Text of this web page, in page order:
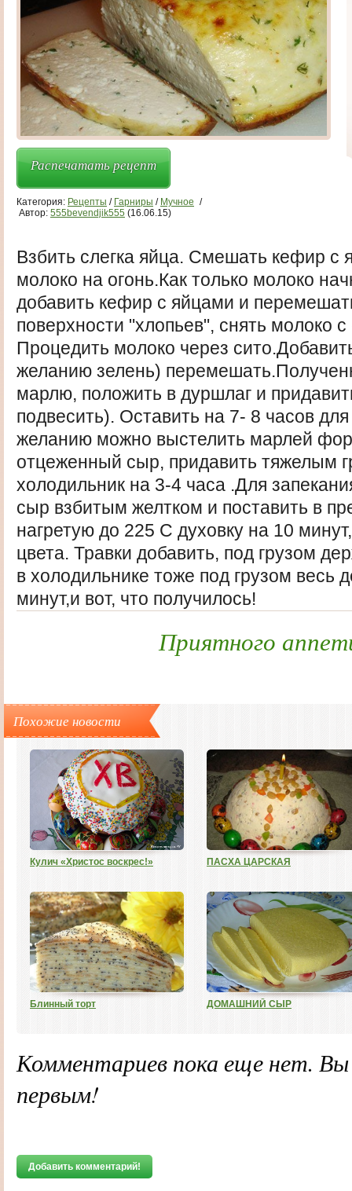
Распечатать рецепт
Категория: Рецепты / Гарниры / Мучное /
Автор: 555bevendjik555 (16.06.15)
Взбить слегка яйца. Смешать кефир с
молоко на огонь.Как только молоко
добавить кефир с яйцами и
поверхности "хлопьев", снять молоко с
Процедить молоко через
желанию зелень)
марлю, положить в дуршлаг и
подвесить). Оставить на 7- 8 часов
желанию можно выстелить марлей
отцеженный сыр, придавить тяжелым
холодильник на 3-4 часа .Для
сыр взбитым желтком и поставить в
нагретую до 225 С духовку на 10
цвета. Травки добавить, под грузом
в холодильнике тоже под грузом весь
минут,и вот, что получилось!
Приятного
Похожие новости
Кулич «Христос воскрес!» ПАСХА ЦАРСКАЯ
Блинный торт ДОМАШНИЙ СЫР
Комментариев пока еще нет.
первым!
Добавить комментарий!